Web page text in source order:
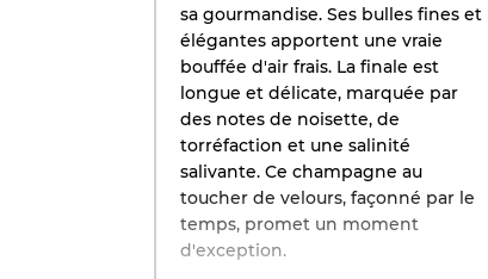
sa gourmandise. Ses bulles fines et
élégantes apportent une vraie
bouffée d'air frais. La finale est
longue et délicate, marquée par
des notes de noisette, de
torréfaction et une salinité
salivante. Ce champagne au
toucher de velours, façonné par le
temps, promet un moment
d'exception.